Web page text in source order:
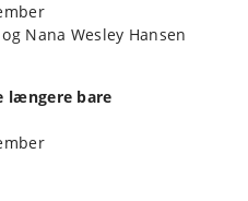
Nana Wesley Hansen
længere bare